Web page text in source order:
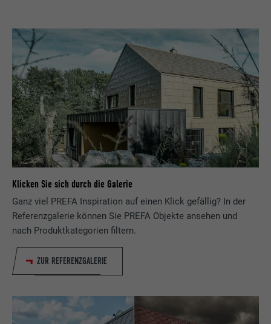
Klicken Sie sich durch die Galerie
Ganz viel PREFA Inspiration auf einen Klick gefällig? In der
Referenzgalerie können Sie PREFA Objekte ansehen und
nach Produktkategorien filtern.
ZUR REFERENZGALERIE